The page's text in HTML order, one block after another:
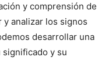
y comprensión de
analizar los signos
desarrollar una
y su